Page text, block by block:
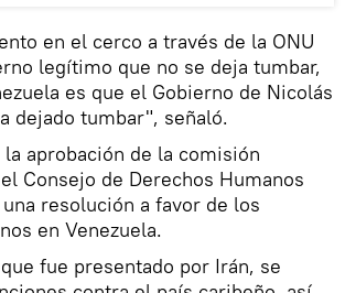
en el cerco a través de la ONU
legítimo que no se deja tumbar,
es que el Gobierno de Nicolás
dejado tumbar", señaló.
la aprobación de la comisión
Consejo de Derechos Humanos
resolución a favor de los
en Venezuela.
fue presentado por Irán, se